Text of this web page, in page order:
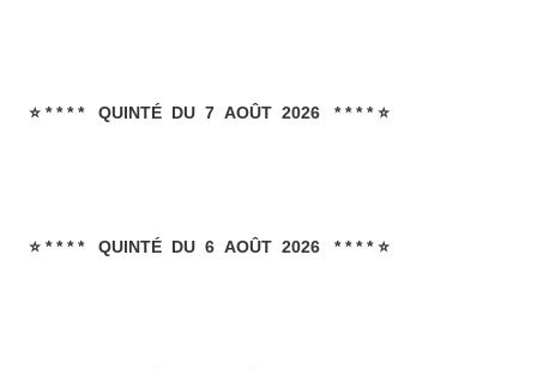
⭐ * * * * QUINTÉ DU 7 AOÛT 2026 * * * * ⭐
⭐ * * * * QUINTÉ DU 6 AOÛT 2026 * * * * ⭐